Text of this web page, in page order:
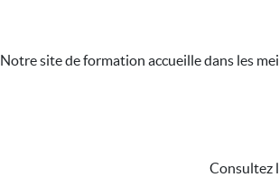
Notre site de formation accueille dans les
Consultez